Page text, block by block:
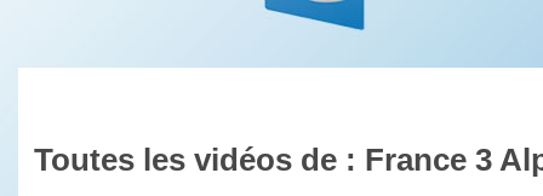
Toutes les vidéos de : France 3